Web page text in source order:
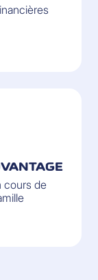
cours de